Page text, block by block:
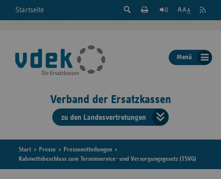
Startseite
Suche
der
Seite
Feed
Menü
Verband der Ersatzkassen
zu den Landesvertretungen
der
Start Presse
Pressemitteilungen
Kabinettsbeschluss zum Terminservice- und Versorgungsgesetz (TSVG)